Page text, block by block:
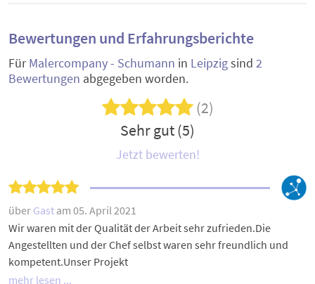
Bewertungen und Erfahrungsberichte
FürMalercompany - Schumann in Leipzigsind 2
Bewertungen abgegeben worden.
(2)
Sehr gut (5)
Jetzt bewerten!
über Gast am 05. April 2021
Wir waren mit der Qualität der Arbeit sehr zufrieden.Die
Angestellten und der Chef selbst waren sehr freundlich und
kompetent.Unser Projekt
mehr lesen ...